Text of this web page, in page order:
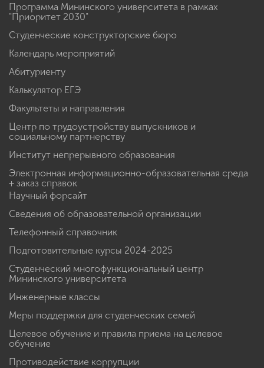
Программа Мининского университета в рамках
"Приоритет 2030"
Студенческие конструкторские бюро
Календарь мероприятий
Абитуриенту
Калькулятор ЕГЭ
Факультеты и направления
Центр по трудоустройству выпускников и
социальному партнерству
Институт непрерывного образования
Электронная информационно-образовательная среда
+ заказ справок
Научный форсайт
Сведения об образовательной организации
Телефонный справочник
Подготовительные курсы 2024-2025
Студенческий многофункциональный центр
Мининского университета
Инженерные классы
Меры поддержки для студенческих семей
Целевое обучение и правила приема на целевое
обучение
Противодействие коррупции